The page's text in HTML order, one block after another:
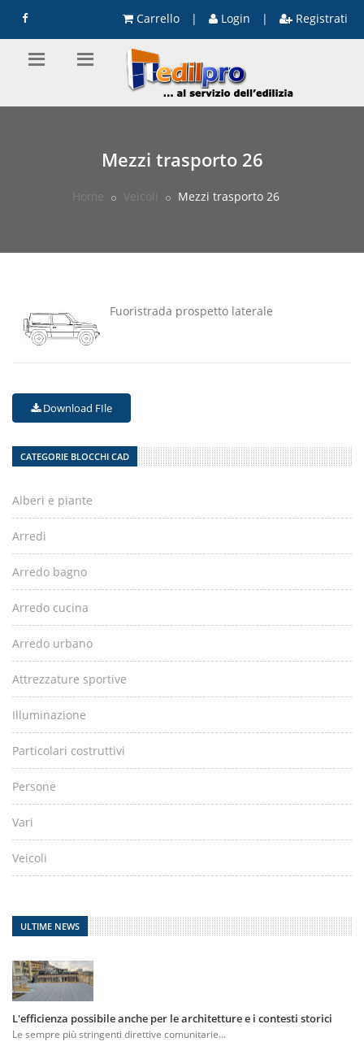
Carrello | Login | Registrati
Mezzi trasporto 26
Home Veicoli Mezzi trasporto 26
Fuoristrada prospetto laterale
Download FIle
CATEGORIE BLOCCHI CAD
Alberi e piante
Arredi
Arredo bagno
Arredo cucina
Arredo urbano
Attrezzature sportive
Illuminazione
Particolari costruttivi
Persone
Vari
Veicoli
ULTIME NEWS
L'efficienza possibile anche per le architetture e i contesti storici
Le sempre più stringenti direttive comunitarie...